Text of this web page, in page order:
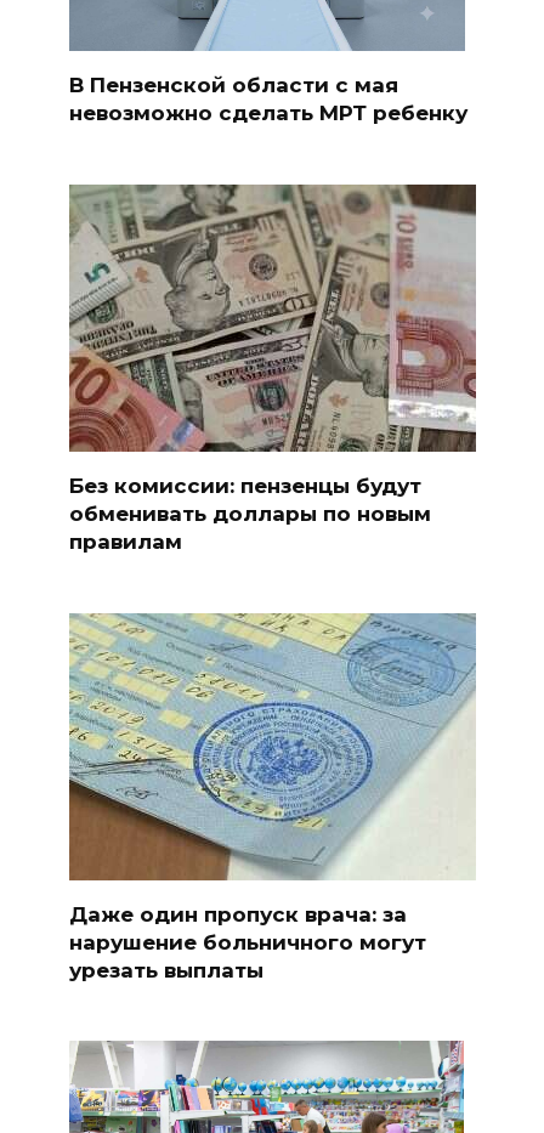
В Пензенской области с мая
невозможно сделать МРТ ребенку
Без комиссии: пензенцы будут
обменивать доллары по новым
правилам
Даже один пропуск врача: за
нарушение больничного могут
урезать выплаты